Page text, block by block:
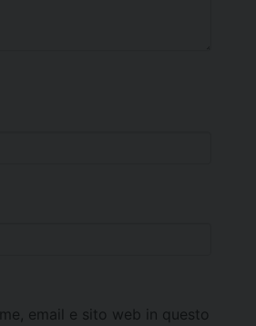
email e sito web in questo